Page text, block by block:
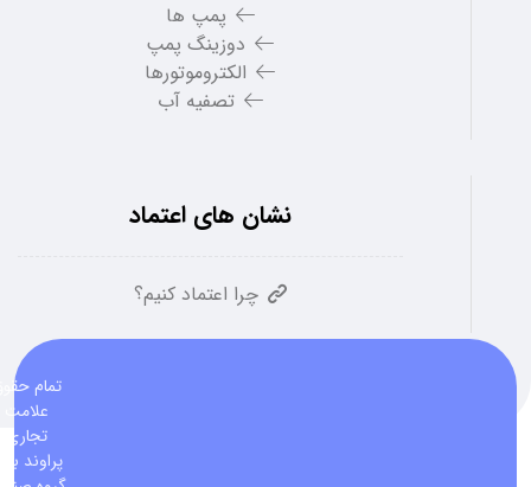
پمپ ها
دوزینگ پمپ
الکتروموتورها
تصفیه آب
نشان های اعتماد
چرا اعتماد کنیم؟
تمام
علامت
تجاری
پراوند